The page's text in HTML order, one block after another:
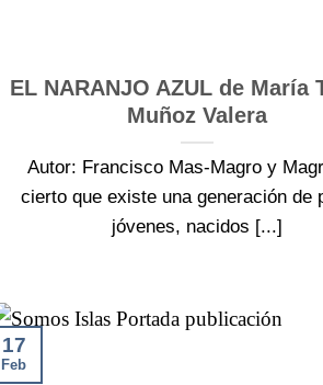
EL NARANJO AZUL de María
Muñoz Valera
Autor: Francisco Mas-Magro y
cierto que existe una generación de
jóvenes, nacidos [...]
17
Feb